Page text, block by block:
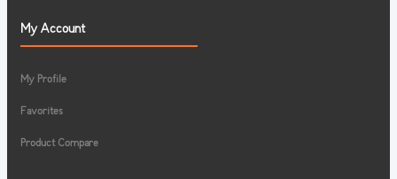
My Account
My Profile
Favorites
Product Compare